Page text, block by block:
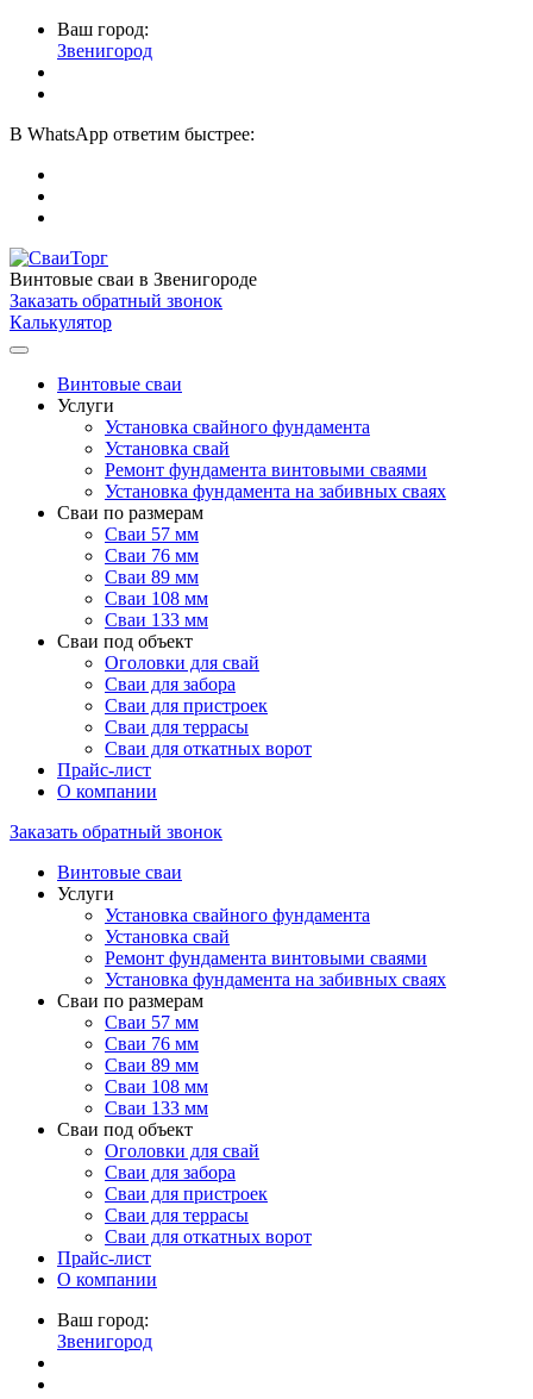
Ваш город:
Звенигород
В WhatsApp ответим быстрее:
Винтовые сваи в Звенигороде
Заказать обратный звонок
Калькулятор
Винтовые сваи
Услуги
Установка свайного фундамента
Установка свай
Ремонт фундамента винтовыми сваями
Установка фундамента на забивных сваях
Сваи по размерам
Сваи 57 мм
Сваи 76 мм
Сваи 89 мм
Сваи 108 мм
Сваи 133 мм
Сваи под объект
Оголовки для свай
Сваи для забора
Сваи для пристроек
Сваи для террасы
Сваи для откатных ворот
Прайс-лист
О компании
Заказать обратный звонок
Винтовые сваи
Услуги
Установка свайного фундамента
Установка свай
Ремонт фундамента винтовыми сваями
Установка фундамента на забивных сваях
Сваи по размерам
Сваи 57 мм
Сваи 76 мм
Сваи 89 мм
Сваи 108 мм
Сваи 133 мм
Сваи под объект
Оголовки для свай
Сваи для забора
Сваи для пристроек
Сваи для террасы
Сваи для откатных ворот
Прайс-лист
О компании
Ваш город:
Звенигород